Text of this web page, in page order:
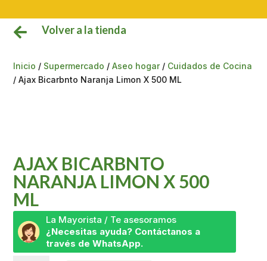
 Volver a la tienda
Inicio / Supermercado /Aseo hogar/ Cuidados de Cocina
/ Ajax Bicarbnto Naranja Limon X 500 ML
AJAX BICARBNTO
NARANJA LIMON X 500
ML
La Mayorista / Te asesoramos
¿Necesitas ayuda? Contáctanos a
través de WhatsApp.